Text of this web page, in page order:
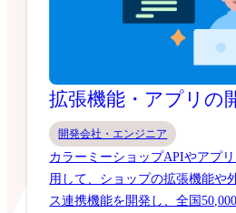
拡張機能・アプリの
開発会社・エンジニア
カラーミーショップAPIやアプ
用して、ショップの拡張機能や
ス連携機能を開発し、全国